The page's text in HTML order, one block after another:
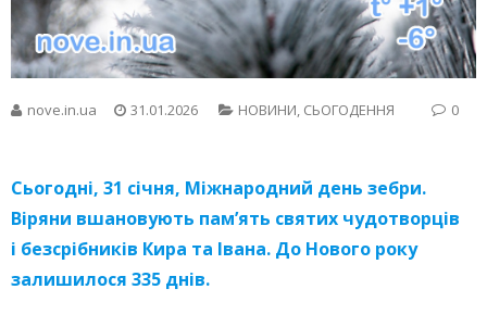
nove.in.ua 31.01.2026 НОВИНИ, СЬОГОДЕННЯ 0
Сьогодні, 31 січня, Міжнародний день зебри.
Віряни вшановують пам’ять святих чудотворців
і безсрібників Кира та Івана. До Нового року
залишилося 335 днів.